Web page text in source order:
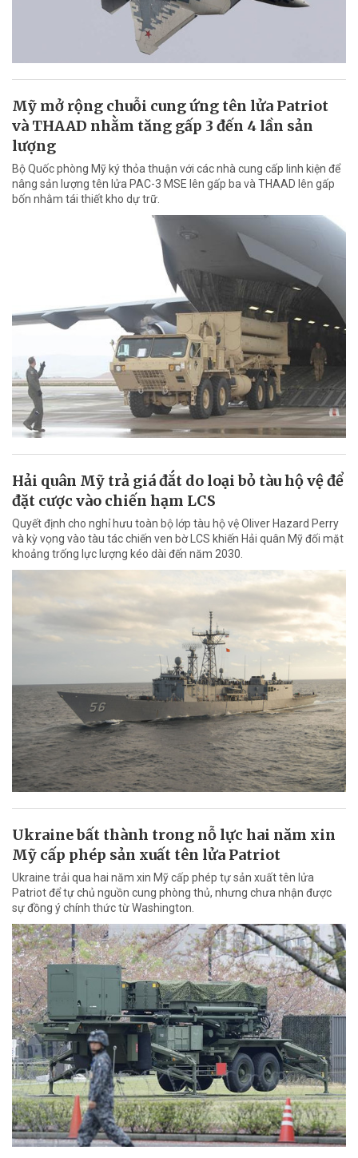
Mỹ mở rộng chuỗi cung ứng tên lửa Patriot
và THAAD nhằm tăng gấp 3 đến 4 lần sản
lượng
Bộ Quốc phòng Mỹ ký thỏa thuận với các nhà cung cấp linh kiện để
nâng sản lượng tên lửa PAC-3 MSE lên gấp ba và THAAD lên gấp
bốn nhằm tái thiết kho dự trữ.
Hải quân Mỹ trả giá đắt do loại bỏ tàu hộ vệ để
đặt cược vào chiến hạm LCS
Quyết định cho nghỉ hưu toàn bộ lớp tàu hộ vệ Oliver Hazard Perry
và kỳ vọng vào tàu tác chiến ven bờ LCS khiến Hải quân Mỹ đối mặt
khoảng trống lực lượng kéo dài đến năm 2030.
Ukraine bất thành trong nỗ lực hai năm xin
Mỹ cấp phép sản xuất tên lửa Patriot
Ukraine trải qua hai năm xin Mỹ cấp phép tự sản xuất tên lửa
Patriot để tự chủ nguồn cung phòng thủ, nhưng chưa nhận được
sự đồng ý chính thức từ Washington.